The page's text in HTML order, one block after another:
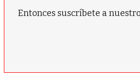
Entonces suscríbete a